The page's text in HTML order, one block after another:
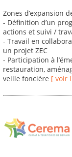
Zones d’expansion
- Définition d’un
actions et suivi /
- Travail en
un projet ZEC
- Participation à
restauration,
veille foncière [ voir